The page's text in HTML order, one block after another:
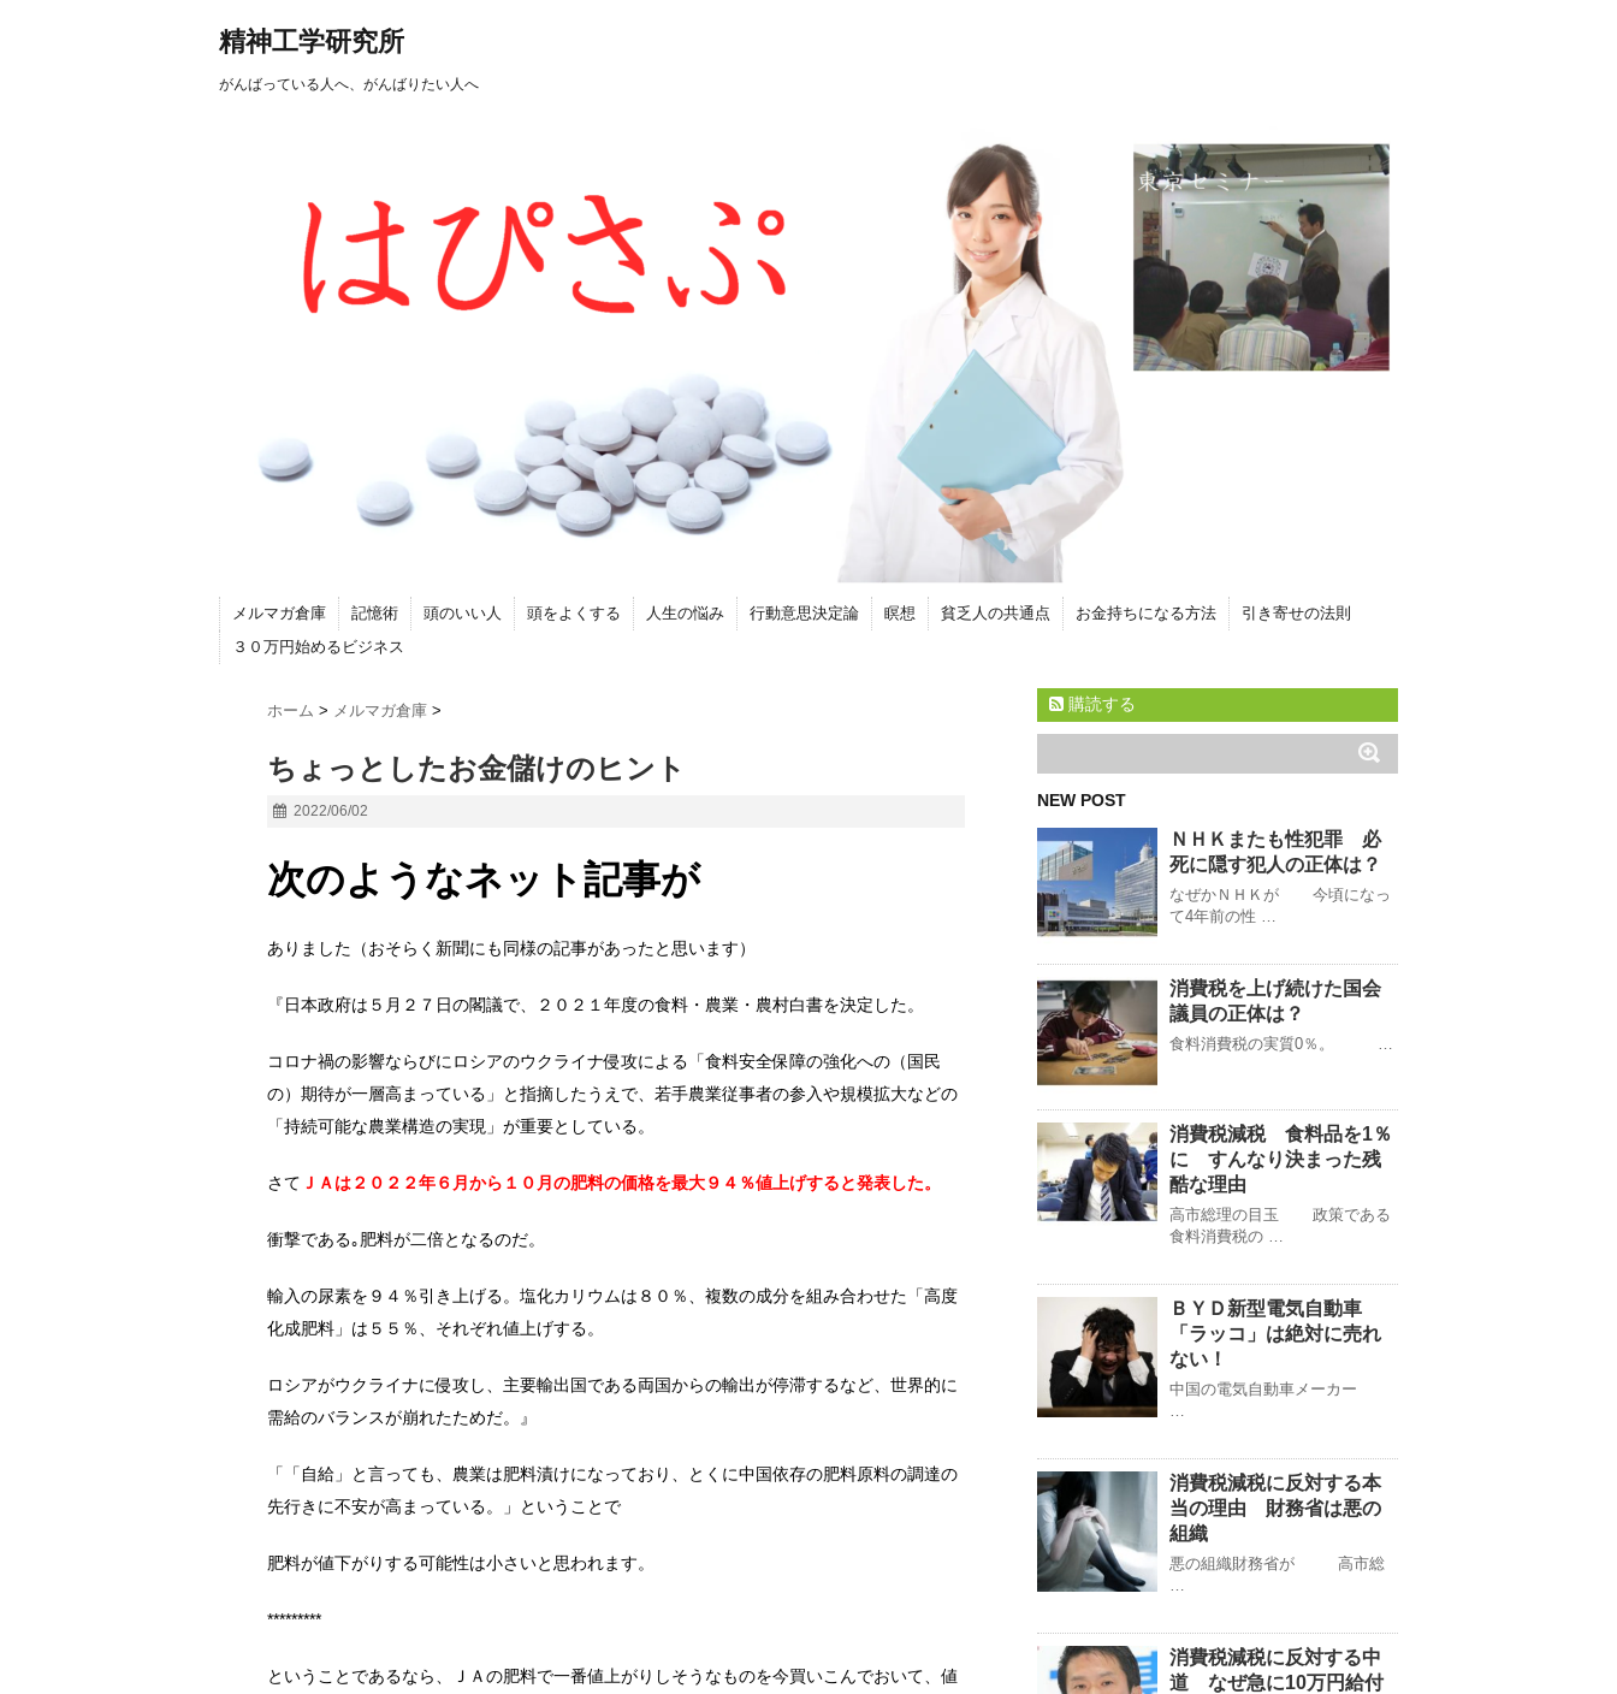
精神工学研究所
がんばっている人へ、がんばりたい人へ
メルマガ倉庫 記憶術 頭のいい人 頭をよくする 人生の悩み 行動意思決定論 瞑想 貧乏人の共通点 お金持ちになる方法
引き寄せの法則
３０万円始めるビジネス
ホーム > メルマガ倉庫 >
ちょっとしたお金儲けのヒント
2022/06/02
次のようなネット記事が
ありました（おそらく新聞にも同様の記事があったと思います）
『日本政府は５月２７日の閣議で、２０２１年度の食料・農業・農村白書を決定した。
コロナ禍の影響ならびにロシアのウクライナ侵攻による「食料安全保障の強化への（国民
の）期待が一層高まっている」と指摘したうえで、若手農業従事者の参入や規模拡大などの
「持続可能な農業構造の実現」が重要としている。
さて ＪＡは２０２２年６月から１０月の肥料の価格を最大９４％値上げすると発表した。
衝撃である｡肥料が二倍となるのだ。
輸入の尿素を９４％引き上げる。塩化カリウムは８０％、複数の成分を組み合わせた「高度
化成肥料」は５５％、それぞれ値上げする。
ロシアがウクライナに侵攻し、主要輸出国である両国からの輸出が停滞するなど、世界的に
需給のバランスが崩れたためだ。』
「「自給」と言っても、農業は肥料漬けになっており、とくに中国依存の肥料原料の調達の
先行きに不安が高まっている。」ということで
肥料が値下がりする可能性は小さいと思われます。
*********
ということであるなら、ＪＡの肥料で一番値上がりしそうなものを今買いこんでおいて、値
購読する
NEW POST
ＮＨＫまたも性犯罪 必
死に隠す犯人の正体は？
なぜかＮＨＫが 今頃になっ
て4年前の性 …
消費税を上げ続けた国会
議員の正体は？
食料消費税の実質0％。 …
消費税減税 食料品を1％
に すんなり決まった残
酷な理由
高市総理の目玉 政策である
食料消費税の …
ＢＹＤ新型電気自動車
「ラッコ」は絶対に売れ
ない！
中国の電気自動車メーカー
…
消費税減税に反対する本
当の理由 財務省は悪の
組織
悪の組織財務省が 高市総
…
消費税減税に反対する中
道 なぜ急に10万円給付